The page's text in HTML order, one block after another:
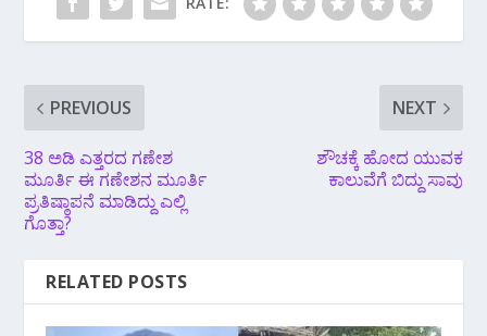
PREVIOUS
38 ಅಡಿ ಎತ್ತರದ ಗಣೇಶ
ಮೂರ್ತಿ ಈ ಗಣೇಶನ ಮೂರ್ತಿ
ಪ್ರತಿಷ್ಠಾಪನೆ ಮಾಡಿದ್ದು ಎಲ್ಲಿ
ಗೊತ್ತಾ?
NEXT
ಶೌಚಕ್ಕೆ ಹೋದ ಯುವಕ
ಕಾಲುವೆಗೆ ಬಿದ್ದು ಸಾವು
RELATED POSTS